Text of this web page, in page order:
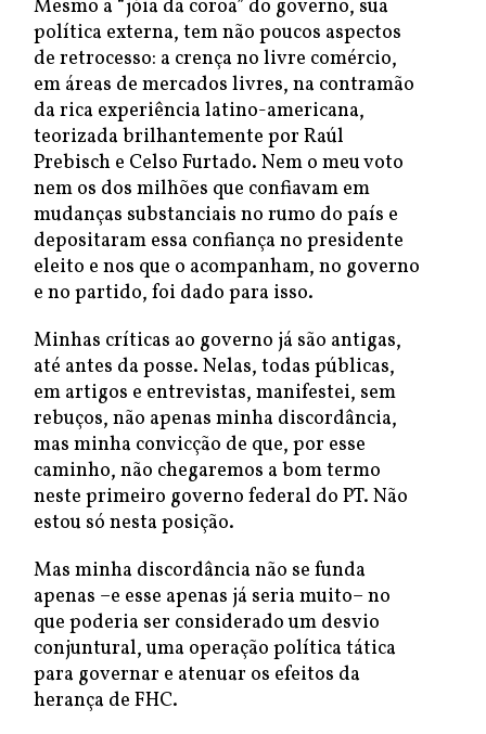
Mesmo a “jóia da coroa” do governo, sua
política externa, tem não poucos aspectos
de retrocesso: a crença no livre comércio,
em áreas de mercados livres, na contramão
da rica experiência latino-americana,
teorizada brilhantemente por Raúl
Prebisch e Celso Furtado. Nem o meu voto
nem os dos milhões que confiavam em
mudanças substanciais no rumo do país e
depositaram essa confiança no presidente
eleito e nos que o acompanham, no governo
e no partido, foi dado para isso.
Minhas críticas ao governo já são antigas,
até antes da posse. Nelas, todas públicas,
em artigos e entrevistas, manifestei, sem
rebuços, não apenas minha discordância,
mas minha convicção de que, por esse
caminho, não chegaremos a bom termo
neste primeiro governo federal do PT. Não
estou só nesta posição.
Mas minha discordância não se funda
apenas –e esse apenas já seria muito– no
que poderia ser considerado um desvio
conjuntural, uma operação política tática
para governar e atenuar os efeitos da
herança de FHC.